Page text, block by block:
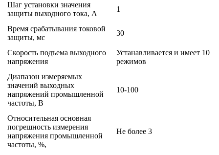
Шаг установки значения
защиты выходного тока, А
1
Время срабатывания токовой
защиты, мс
30
Скорость подъема выходного
напряжения
Устанавливается и имеет 10
режимов
Диапазон измеряемых
значений выходных
напряжений промышленной
частоты, В
10-100
Относительная основная
погрешность измерения
напряжения промышленной
частоты, %,
Не более 3